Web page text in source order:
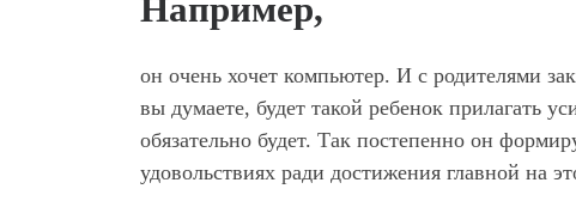
Например,
он очень хочет компьютер. И с родителями
вы думаете, будет такой ребенок прилагать
обязательно будет. Так постепенно он
удовольствиях ради достижения главной на